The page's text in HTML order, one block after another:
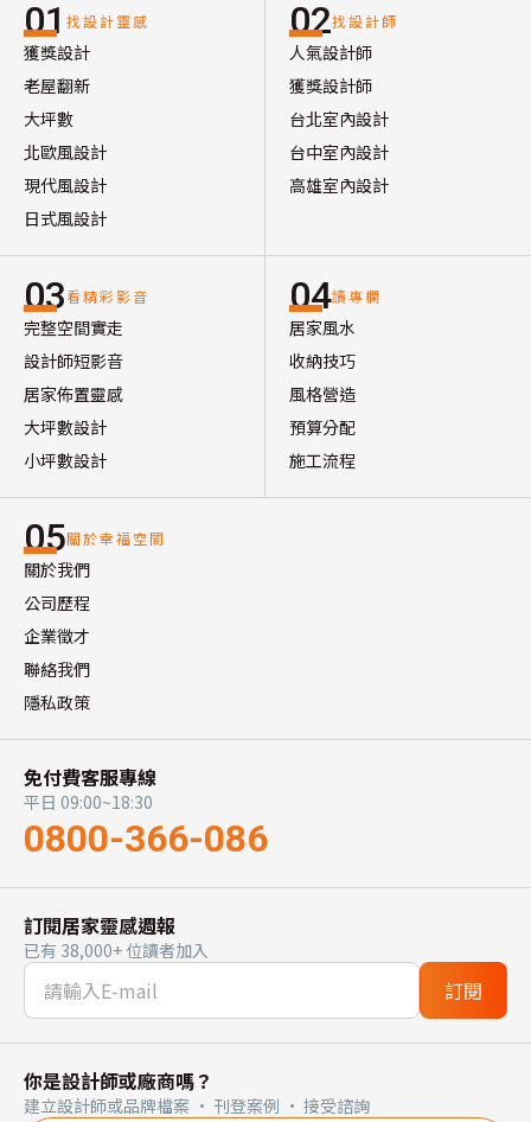
01 找設計靈感
獲獎設計
老屋翻新
大坪數
北歐風設計
現代風設計
日式風設計
02找設計師
人氣設計師
獲獎設計師
台北室內設計
台中室內設計
高雄室內設計
03看精彩影音
完整空間實走
設計師短影音
居家佈置靈感
大坪數設計
小坪數設計
04讀專欄
居家風水
收納技巧
風格營造
預算分配
施工流程
05關於幸福空間
關於我們
公司歷程
企業徵才
聯絡我們
隱私政策
免付費客服專線
平日 09:00~18:30
0800-366-086
訂閱居家靈感週報
已有 38,000+ 位讀者加入
訂閱
你是設計師或廠商嗎？
建立設計師或品牌檔案 · 刊登案例 · 接受諮詢